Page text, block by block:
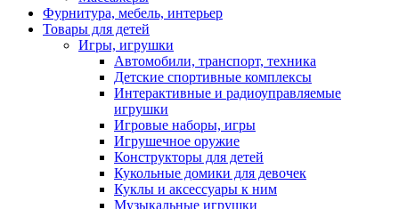
Фурнитура, мебель, интерьер
Товары для детей
Игры, игрушки
Автомобили, транспорт, техника
Детские спортивные комплексы
Интерактивные и радиоуправляемые
игрушки
Игровые наборы, игры
Игрушечное оружие
Конструкторы для детей
Кукольные домики для девочек
Куклы и аксессуары к ним
Музыкальные игрушки